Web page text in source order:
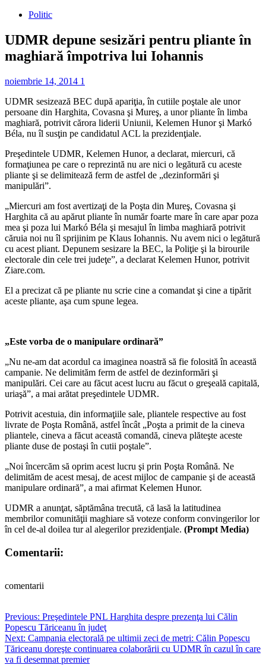
Politic
UDMR depune sesizări pentru pliante în
maghiară împotriva lui Iohannis
noiembrie 14, 2014 1
UDMR sesizează BEC după apariţia, în cutiile poştale ale unor
persoane din Harghita, Covasna şi Mureş, a unor pliante în limba
maghiară, potrivit cărora liderii Uniunii, Kelemen Hunor şi Markó
Béla, nu îl susţin pe candidatul ACL la prezidenţiale.
Preşedintele UDMR, Kelemen Hunor, a declarat, miercuri, că
formaţiunea pe care o reprezintă nu are nici o legătură cu aceste
pliante şi se delimitează ferm de astfel de „dezinformări şi
manipulări”.
„Miercuri am fost avertizaţi de la Poşta din Mureş, Covasna şi
Harghita că au apărut pliante în număr foarte mare în care apar poza
mea şi poza lui Markó Béla şi mesajul în limba maghiară potrivit
căruia noi nu îl sprijinim pe Klaus Iohannis. Nu avem nici o legătură
cu acest pliant. Depunem sesizare la BEC, la Poliţie şi la birourile
electorale din cele trei judeţe”, a declarat Kelemen Hunor, potrivit
Ziare.com.
El a precizat că pe pliante nu scrie cine a comandat şi cine a tipărit
aceste pliante, aşa cum spune legea.
„Este vorba de o manipulare ordinară”
„Nu ne-am dat acordul ca imaginea noastră să fie folosită în această
campanie. Ne delimităm ferm de astfel de dezinformări şi
manipulări. Cei care au făcut acest lucru au făcut o greşeală capitală,
uriaşă”, a mai arătat preşedintele UDMR.
Potrivit acestuia, din informaţiile sale, pliantele respective au fost
livrate de Poşta Română, astfel încât „Poşta a primit de la cineva
pliantele, cineva a făcut această comandă, cineva plăteşte aceste
pliante duse de postaşi în cutii poştale”.
„Noi încercăm să oprim acest lucru şi prin Poşta Română. Ne
delimităm de acest mesaj, de acest mijloc de campanie şi de această
manipulare ordinară”, a mai afirmat Kelemen Hunor.
UDMR a anunţat, săptămâna trecută, că lasă la latitudinea
membrilor comunităţii maghiare să voteze conform convingerilor lor
în cel de-al doilea tur al alegerilor prezidenţiale. (Prompt Media)
Comentarii:
comentarii
Post
navigation
Previous: Preşedintele PNL Harghita despre prezenţa lui Călin
Popescu Tăriceanu în judeţ
Next: Campania electorală pe ultimii zeci de metri: Călin Popescu
Tăriceanu doreşte continuarea colaborării cu UDMR în cazul în care
va fi desemnat premier